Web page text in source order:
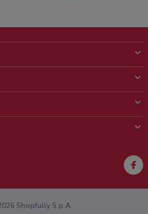
o sull'app?
Shopfully S.p.A.